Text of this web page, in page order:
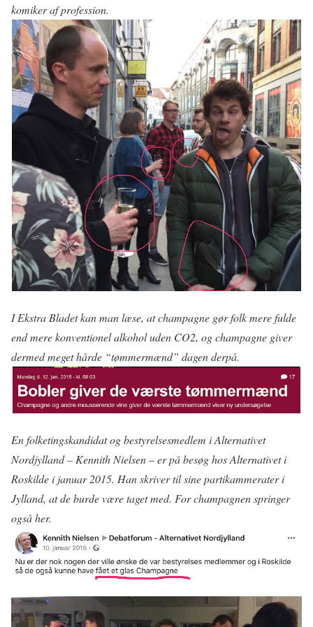
komiker af profession.
I Ekstra Bladet kan man læse, at champagne gør folk mere fulde
end mere konventionel alkohol uden CO2, og champagne giver
dermed meget hårde “tømmermænd” dagen derpå.
En folketingskandidat og bestyrelsesmedlem i Alternativet
Nordjylland – Kennith Nielsen – er på besøg hos Alternativet i
Roskilde i januar 2015. Han skriver til sine partikammerater i
Jylland, at de burde være taget med. For champagnen springer
også her.